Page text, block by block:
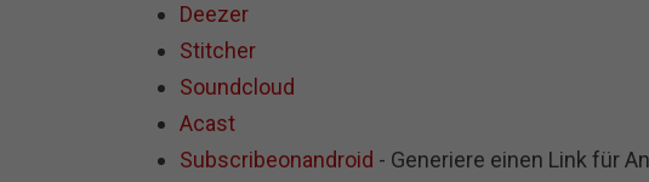
Deezer
Stitcher
Soundcloud
Acast
Subscribeonandroid - Generiere einen Link für